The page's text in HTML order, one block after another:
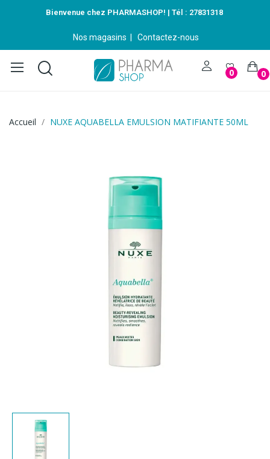
Bienvenue chez PHARMASHOP! | Tél : 27831318
Nos magasins Contactez-nous
0 0
Accueil NUXE AQUABELLA EMULSION MATIFIANTE 50ML